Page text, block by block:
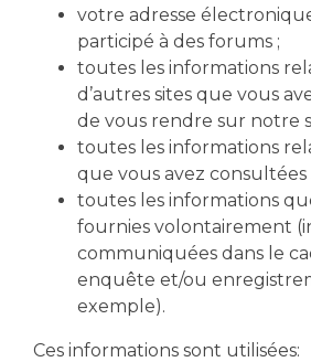
votre adresse
participé à des forums ;
toutes les informations
d’autres sites que vous
de vous rendre sur notre
toutes les informations
que vous avez
toutes les informations
fournies volontairement
communiquées dans le
enquête et/ou
exemple).
Ces informations sont utilisées: